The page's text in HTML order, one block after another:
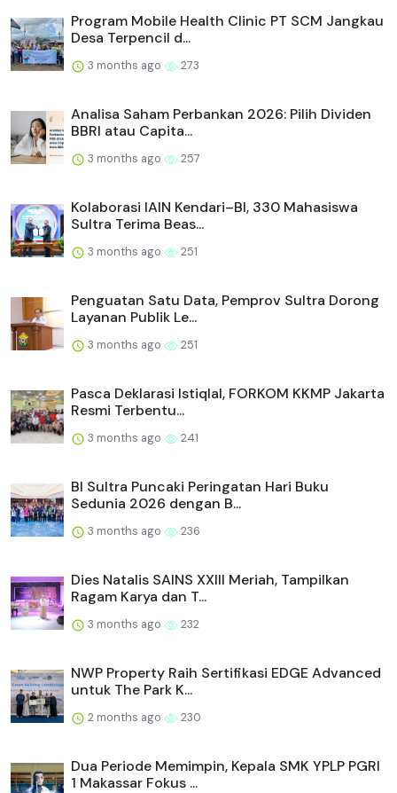
Program Mobile Health Clinic PT SCM Jangkau
Desa Terpencil d...
3 months ago 273
Analisa Saham Perbankan 2026: Pilih Dividen
BBRI atau Capita...
3 months ago 257
Kolaborasi IAIN Kendari–BI, 330 Mahasiswa
Sultra Terima Beas...
3 months ago 251
Penguatan Satu Data, Pemprov Sultra Dorong
Layanan Publik Le...
3 months ago 251
Pasca Deklarasi Istiqlal, FORKOM KKMP Jakarta
Resmi Terbentu...
3 months ago 241
BI Sultra Puncaki Peringatan Hari Buku
Sedunia 2026 dengan B...
3 months ago 236
Dies Natalis SAINS XXIII Meriah, Tampilkan
Ragam Karya dan T...
3 months ago 232
NWP Property Raih Sertifikasi EDGE Advanced
untuk The Park K...
2 months ago 230
Dua Periode Memimpin, Kepala SMK YPLP PGRI
1 Makassar Fokus ...